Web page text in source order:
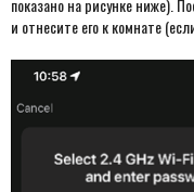
показано на рисунке ниже).
и отнесите его к комнате